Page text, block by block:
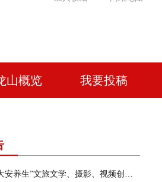
山概览 我要投稿
“大灵养心·大安养生”文旅文学、摄影、视频创作征集活动公告